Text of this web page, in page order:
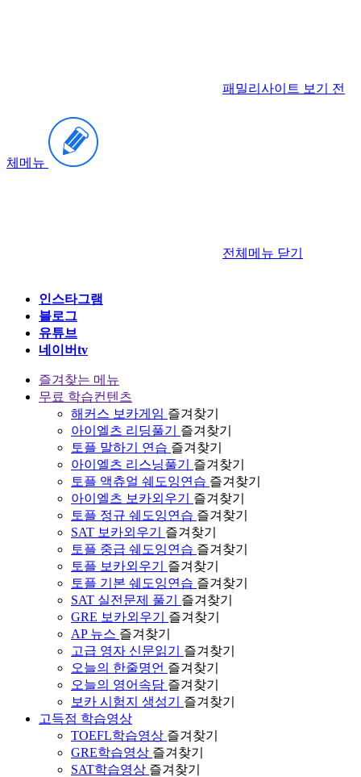
패밀리사이트 보기 전
체메뉴
전체메뉴 닫기
인스타그램
블로그
유튜브
네이버tv
즐겨찾는 메뉴
무료 학습컨텐츠
해커스 보카게임 즐겨찾기
아이엘츠 리딩풀기
즐겨찾기
토플 말하기 연습 즐겨찾기
아이엘츠 리스닝풀기
즐겨찾기
토플 액츄얼 쉐도잉연습 즐겨찾기
아이엘츠 보카외우기
즐겨찾기
토플 정규 쉐도잉연습 즐겨찾기
SAT 보카외우기
즐겨찾기
토플 중급 쉐도잉연습 즐겨찾기
토플 보카외우기
즐겨찾기
토플 기본 쉐도잉연습 즐겨찾기
SAT 실전문제 풀기
즐겨찾기
GRE 보카외우기
즐겨찾기
AP 뉴스 즐겨찾기
고급 영자 신문읽기
즐겨찾기
오늘의 한줄명언 즐겨찾기
오늘의 영어속담 즐겨찾기
보카 시험지 생성기
즐겨찾기
고득점 학습영상
TOEFL학습영상 즐겨찾기
GRE학습영상 즐겨찾기
SAT학습영상 즐겨찾기